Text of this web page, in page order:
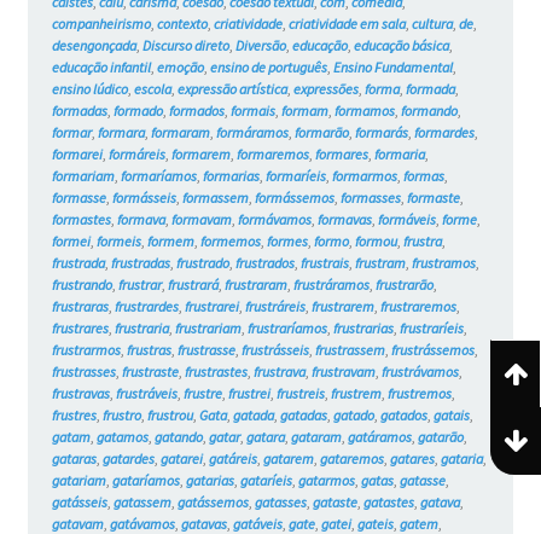
companheirismo, contexto, criatividade, criatividade em sala, cultura, de,
desengonçada, Discurso direto, Diversão, educação, educação básica,
educação infantil, emoção, ensino de português, Ensino Fundamental,
ensino lúdico, escola, expressão artística, expressões, forma, formada,
formadas, formado, formados, formais, formam, formamos, formando,
formar, formara, formaram, formáramos, formarão, formarás, formardes,
formarei, formáreis, formarem, formaremos, formares, formaria,
formariam, formaríamos, formarias, formaríeis, formarmos, formas,
formasse, formásseis, formassem, formássemos, formasses, formaste,
formastes, formava, formavam, formávamos, formavas, formáveis, forme,
formei, formeis, formem, formemos, formes, formo, formou, frustra,
frustrada, frustradas, frustrado, frustrados, frustrais, frustram, frustramos,
frustrando, frustrar, frustrará, frustraram, frustráramos, frustrarão,
frustraras, frustrardes, frustrarei, frustráreis, frustrarem, frustraremos,
frustrares, frustraria, frustrariam, frustraríamos, frustrarias, frustraríeis,
frustrarmos, frustras, frustrasse, frustrásseis, frustrassem, frustrássemos,
frustrasses, frustraste, frustrastes, frustrava, frustravam, frustrávamos,
frustravas, frustráveis, frustre, frustrei, frustreis, frustrem, frustremos,
frustres, frustro, frustrou, Gata, gatada, gatadas, gatado, gatados, gatais,
gatam, gatamos, gatando, gatar, gatara, gataram, gatáramos, gatarão,
gataras, gatardes, gatarei, gatáreis, gatarem, gataremos, gatares, gataria,
gatariam, gataríamos, gatarias, gataríeis, gatarmos, gatas, gatasse,
gatásseis, gatassem, gatássemos, gatasses, gataste, gatastes, gatava,
gatavam, gatávamos, gatavas, gatáveis, gate, gatei, gateis, gatem,